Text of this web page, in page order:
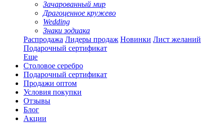
Зачарованный мир
Драгоценное кружево
Wedding
Знаки зодиака
Распродажа Лидеры продаж Новинки Лист желаний
Подарочный сертификат
Еще
Столовое серебро
Подарочный сертификат
Продажи оптом
Условия покупки
Отзывы
Блог
Акции